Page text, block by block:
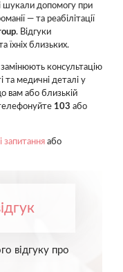
шукали допомогу при
— та реабілітації
. Відгуки
їхніх близьких.
консультацію
та медичні деталі у
вам або близькій
103 або
запитання або
відгуку про